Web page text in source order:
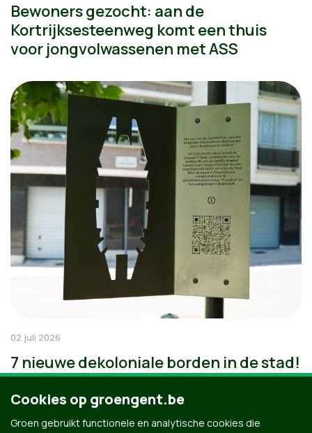
Bewoners gezocht: aan de
Kortrijksesteenweg komt een thuis
voor jongvolwassenen met ASS
02 juli 2026
7 nieuwe dekoloniale borden in de stad!
Cookies op groengent.be
Groen gebruikt functionele en analytische cookies die